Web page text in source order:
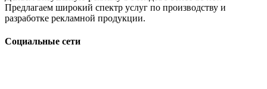
Предлагаем широкий спектр услуг по производству и
разработке рекламной продукции.
Социальные сети